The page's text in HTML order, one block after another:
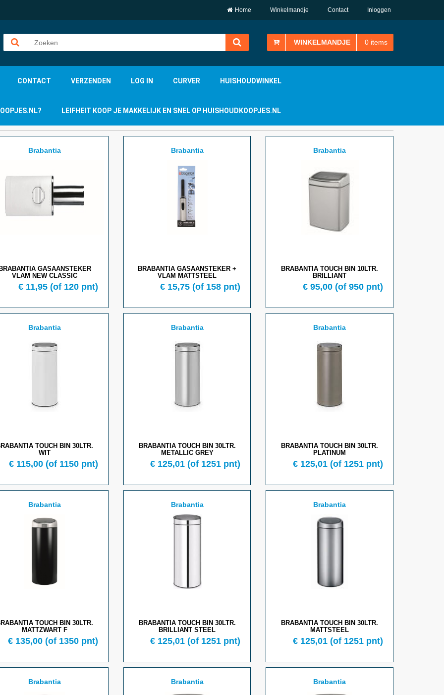
Home Winkelmandje Contact Inloggen
WINKELMANDJE 0 items
CONTACT VERZENDEN LOG IN CURVER HUISHOUDWINKEL
LEIFHEIT KOOP JE MAKKELIJK EN SNEL OP HUISHOUDKOOPJES.NL
Brabantia
GASAANSTEKER
VLAM NEW CLASSIC
€ 11,95 (of 120 pnt)
Brabantia
BRABANTIA GASAANSTEKER +
VLAM MATTSTEEL
€ 15,75(of 158 pnt)
Brabantia
BRABANTIA TOUCH BIN 10LTR.
BRILLIANT
€ 95,00 (of 950 pnt)
Brabantia
TOUCH BIN 30LTR.
WIT
€ 115,00 (of 1150 pnt)
Brabantia
BRABANTIA TOUCH BIN 30LTR.
METALLIC GREY
€ 125,01(of 1251 pnt)
Brabantia
BRABANTIA TOUCH BIN 30LTR.
PLATINUM
€ 125,01 (of 1251 pnt)
Brabantia
TOUCH BIN 30LTR.
MATTZWART F
€ 135,00 (of 1350 pnt)
Brabantia
BRABANTIA TOUCH BIN 30LTR.
BRILLIANT STEEL
€ 125,01(of 1251 pnt)
Brabantia
BRABANTIA TOUCH BIN 30LTR.
MATTSTEEL
€ 125,01 (of 1251 pnt)
Brabantia Brabantia Brabantia